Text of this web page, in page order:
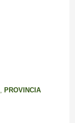
PROVINCIA